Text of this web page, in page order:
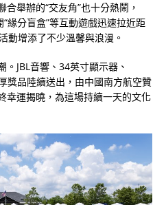
舉辦的“交友角”也十分熱鬧，
緣分盲盒”等互動遊戲迅速拉近距
動增添了不少溫馨與浪漫。
JBL音響、34英寸顯示器、
獎品陸續送出，由中國南方航空贊
幸運揭曉，為這場持續一天的文化